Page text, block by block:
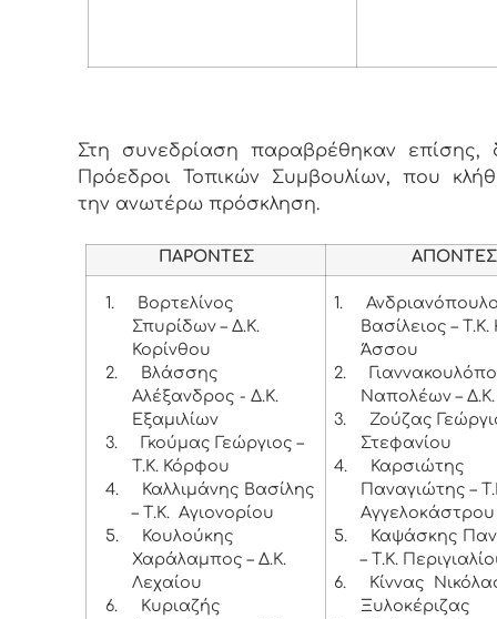
Στη συνεδρίαση παραβρέθηκαν επίσης,
Πρόεδροι Τοπικών Συμβουλίων, που
την ανωτέρω πρόσκληση.
ΠΑΡΟΝΤΕΣ ΑΠΟΝΤΕΣ
1.
Βορτελίνος
Σπυρίδων – Δ.Κ.
Κορίνθου
2.
Βλάσσης
Αλέξανδρος - Δ.Κ.
Εξαμιλίων
3.
Γκούμας Γεώργιος –
Τ.Κ. Κόρφου
4.
Καλλιμάνης Βασίλης
– Τ.Κ. Αγιονορίου
5.
Κουλούκης
Χαράλαμπος – Δ.Κ.
Λεχαίου
6.
Κυριαζής
1.
Βασίλειος –
Άσσου
2.
Ναπολέων –
3.
Ζούζας
Στεφανίου
4.
Καρσιώτης
Παναγιώτης –
Αγγελοκάστρου
5.
Καψάσκης
– Τ.Κ.
6.
Κίννας
Ξυλοκέριζας